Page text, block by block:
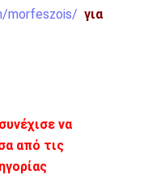
morfeszois/ για
να
από τις